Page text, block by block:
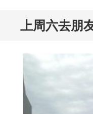
上周六去朋